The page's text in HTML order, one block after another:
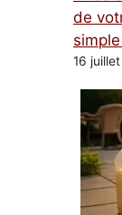
de
16